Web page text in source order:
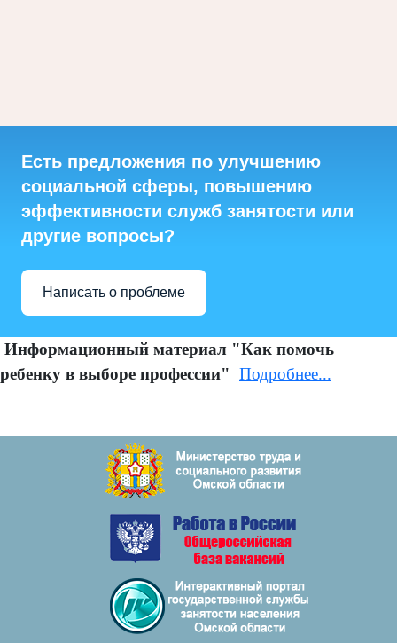
Есть предложения по улучшению
социальной сферы, повышению
эффективности служб занятости или
другие вопросы?
Написать о проблеме
Информационный материал "Как помочь
ребенку в выборе профессии" Подробнее...